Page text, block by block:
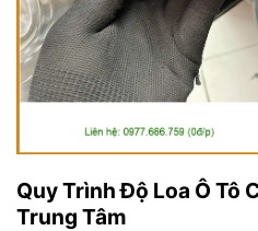
Quy Trình Độ Loa Ô Tô
Trung Tâm